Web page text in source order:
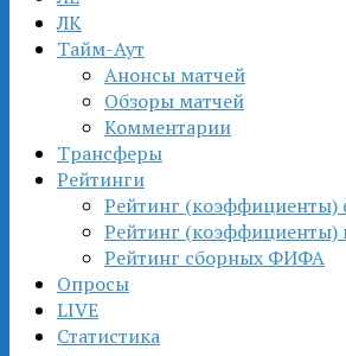
ЛК
Тайм-Аут
Анонсы матчей
Обзоры матчей
Комментарии
Трансферы
Рейтинги
Рейтинг
Рейтинг (коэффициенты)
Рейтинг сборных ФИФА
Опросы
LIVE
Статистика